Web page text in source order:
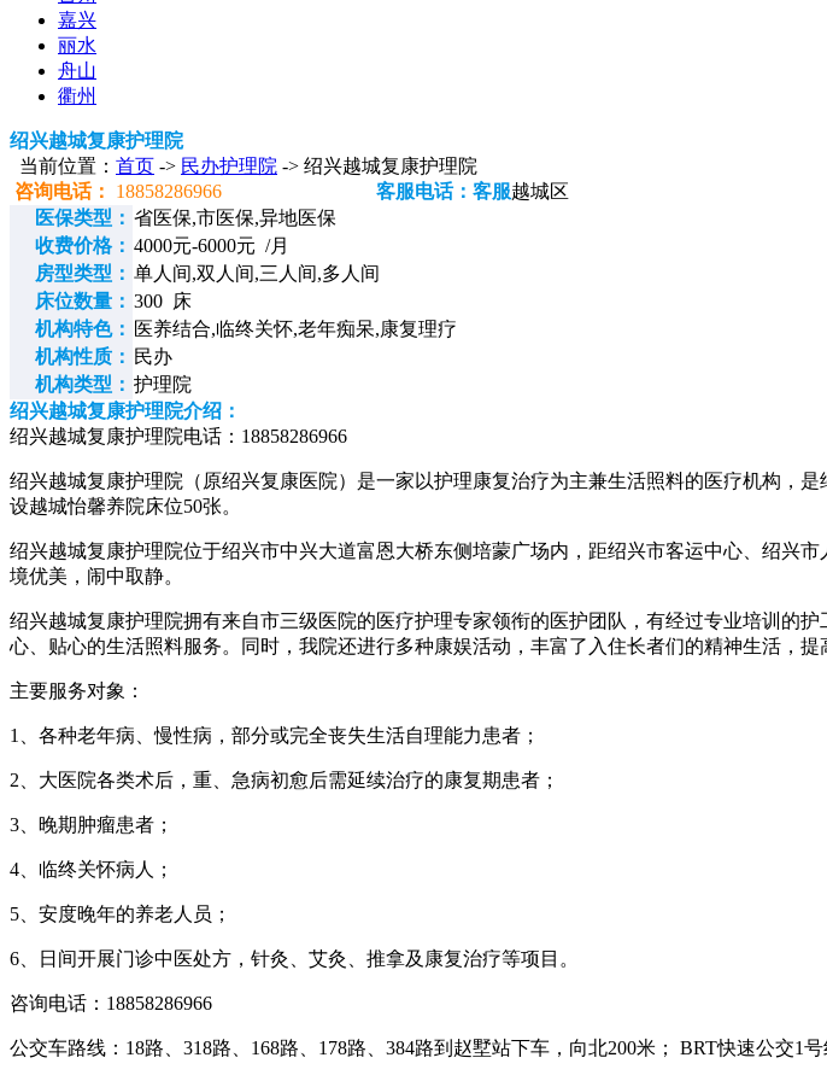
嘉兴
丽水
舟山
衢州
绍兴越城复康护理院
当前位置： 首页 -> 民办护理院 -> 绍兴越城复康护理院
咨询电话：
18858286966 客服电话：客服越城区
医保类型： 省医保,市医保,异地医保
收费价格： 4000元-6000元 /月
房型类型： 单人间,双人间,三人间,多人间
床位数量： 300 床
机构特色： 医养结合,临终关怀,老年痴呆,康复理疗
机构性质： 民办
机构类型： 护理院
绍兴越城复康护理院介绍：
绍兴越城复康护理院电话：18858286966
绍兴越城复康护理院（原绍兴复康医院）是一家以护理康复治疗为主兼生活照料的医疗机构，
设越城怡馨养院床位50张。
绍兴越城复康护理院位于绍兴市中兴大道富恩大桥东侧培蒙广场内，距绍兴市客运中心、绍兴
境优美，闹中取静。
绍兴越城复康护理院拥有来自市三级医院的医疗护理专家领衔的医护团队，有经过专业培训的
心、贴心的生活照料服务。同时，我院还进行多种康娱活动，丰富了入住长者们的精神生活，
主要服务对象：
1、各种老年病、慢性病，部分或完全丧失生活自理能力患者；
2、大医院各类术后，重、急病初愈后需延续治疗的康复期患者；
3、晚期肿瘤患者；
4、临终关怀病人；
5、安度晚年的养老人员；
6、日间开展门诊中医处方，针灸、艾灸、推拿及康复治疗等项目。
咨询电话：18858286966
公交车路线：18路、318路、168路、178路、384路到赵墅站下车，向北200米； BRT快速公交1